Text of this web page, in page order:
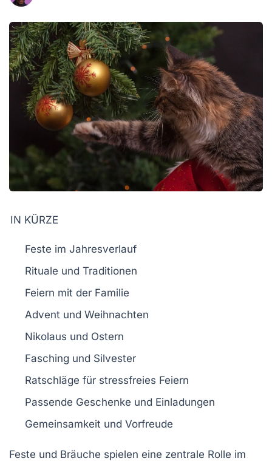
IN KÜRZE
Feste im Jahresverlauf
Rituale und Traditionen
Feiern mit der Familie
Advent und Weihnachten
Nikolaus und Ostern
Fasching und Silvester
Ratschläge für stressfreies Feiern
Passende Geschenke und Einladungen
Gemeinsamkeit und Vorfreude
Feste und Bräuche spielen eine zentrale Rolle im